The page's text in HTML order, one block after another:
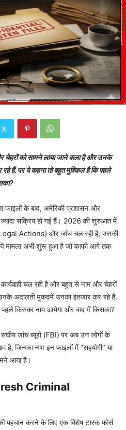
को सामने लाया जाने वाला है और उनके
हैं. पर ये कहना तो बहुत मुश्किल है कि पहले
फाइलों के बाद, अमेरिकी प्रशासन और
सक्रिय हो गई हैं। 2026 की शुरुआत में
(Legal Actions) और जांच चल रही है, उसकी
ये मामला अभी शुरू हुआ है जो काफी आगे तक
चल रही है और बहुत से नाम और चेहरों
अदालती मुकदमें उनका इंतजार कर रहे हैं.
किसका नाम आयेगा और बाद में किसका?
जांच ब्यूरो (FBI) पर अब उन लोगों के
है, जिनका नाम इन फाइलों में “सहयोगी” या
आया है।
Criminal
पहचान करने के लिए एक विशेष टास्क फोर्स